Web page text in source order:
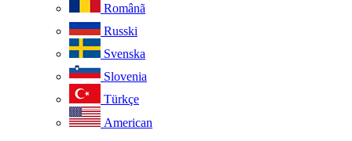
Românã
Russki
Svenska
Slovenia
Türkçe
American